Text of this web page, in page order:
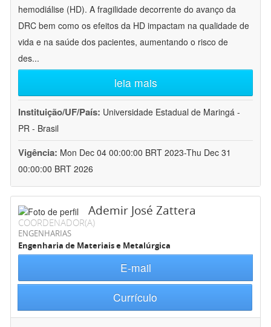
hemodiálise (HD). A fragilidade decorrente do avanço da
DRC bem como os efeitos da HD impactam na qualidade de
vida e na saúde dos pacientes, aumentando o risco de
des...
leia mais
Instituição/UF/País: Universidade Estadual de Maringá -
PR - Brasil
Vigência: Mon Dec 04 00:00:00 BRT 2023-Thu Dec 31
00:00:00 BRT 2026
Ademir José Zattera
COORDENADOR(A)
ENGENHARIAS
Engenharia de Materiais e Metalúrgica
E-mail
Currículo